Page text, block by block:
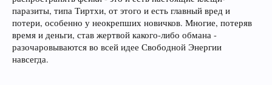
паразиты, типа Тиртхи, от этого и есть главный вред и
потери, особенно у неокрепших новичков. Многие, потеряв
время и деньги, став жертвой какого-либо обмана -
разочаровываются во всей идее Свободной Энергии
навсегда.